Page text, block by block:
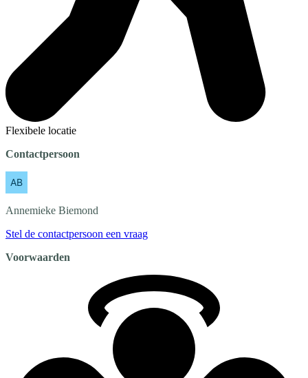
Flexibele locatie
Contactpersoon
Annemieke Biemond
Stel de contactpersoon een vraag
Voorwaarden